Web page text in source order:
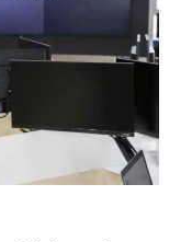
y
de
en